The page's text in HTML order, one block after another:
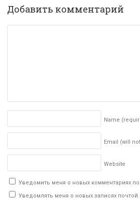
Добавить комментарий
Name
Email (will
Website
Уведомить меня о новых комментариях
Уведомлять меня о новых записях почтой.